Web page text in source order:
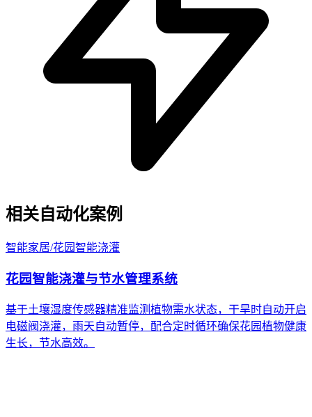
相关自动化案例
智能家居/花园智能浇灌
花园智能浇灌与节水管理系统
基于土壤湿度传感器精准监测植物需水状态，干旱时自动开启
电磁阀浇灌，雨天自动暂停，配合定时循环确保花园植物健康
生长，节水高效。